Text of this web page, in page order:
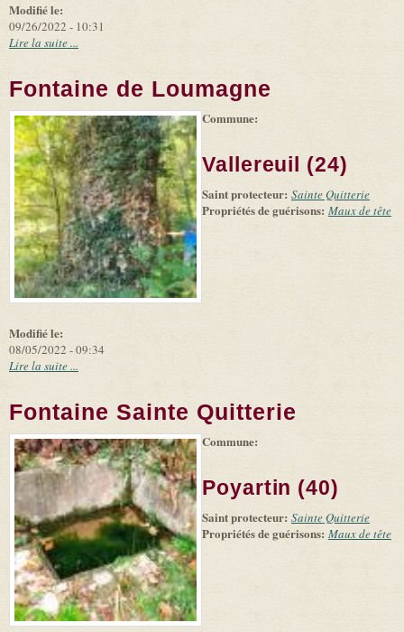
Modifié le:
09/26/2022 - 10:31
Lire la suite ...
Fontaine de Loumagne
-
Leaflet (link is
|
Tiles
(link is
external)
©
Microsoft
and
suppliers
Modifié le:
08/05/2022 - 09:34
Commune:
Vallereuil (24)
Saint protecteur: Sainte Quitterie
Propriétés de guérisons: Maux de tête
Lire la suite ...
Fontaine Sainte Quitterie
Commune:
Poyartin (40)
Saint protecteur: Sainte Quitterie
Propriétés de guérisons: Maux de tête